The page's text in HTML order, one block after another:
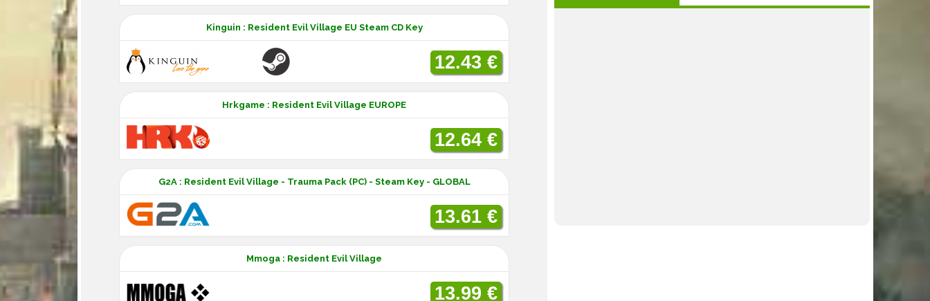
Kinguin : Resident Evil Village EU Steam CD Key
12.43 €
Hrkgame : Resident Evil Village EUROPE
12.64 €
G2A : Resident Evil Village - Trauma Pack (PC) - Steam Key - GLOBAL
13.61 €
Mmoga : Resident Evil Village
13.99 €